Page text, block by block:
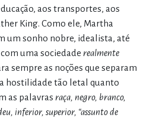
aos transportes, aos
King. Como ele, Martha
um sonho nobre, idealista, até
uma sociedade realmente
sempre as noções que separam
hostilidade tão letal quanto
as palavras raça, negro, branco,
inferior, superior, “assunto de